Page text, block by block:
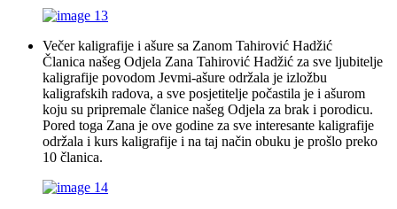
Večer kaligrafije i ašure sa Zanom Tahirović Hadžić
Članica našeg Odjela Zana Tahirović Hadžić za sve ljubitelje
kaligrafije povodom Jevmi-ašure održala je izložbu
kaligrafskih radova, a sve posjetitelje počastila je i ašurom
koju su pripremale članice našeg Odjela za brak i porodicu.
Pored toga Zana je ove godine za sve interesante kaligrafije
održala i kurs kaligrafije i na taj način obuku je prošlo preko
10 članica.